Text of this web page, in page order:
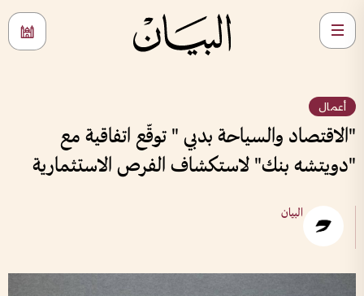
أعمال
"الاقتصاد والسياحة بدبي " توقّع اتفاقية مع
"دويتشه بنك" لاستكشاف الفرص الاستثمارية
البيان